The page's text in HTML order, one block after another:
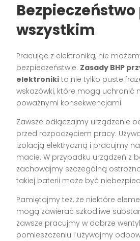
wszystkim
Pracując z elektroniką, nie
bezpieczeństwie. Zasady BHP
elektroniki to nie tylko puste
wskazówki, które mogą uchronić
poważnymi konsekwencjami.
Zawsze odłączajmy urządzenie
przed rozpoczęciem pracy.
izolacją elektryczną i pracujmy
macie. W przypadku urządzeń z
zachowajmy szczególną
takiej baterii może być
Pamiętajmy też, że niektóre
mogą zawierać szkodliwe
zawsze pracujmy w dobrze
pomieszczeniu i używajmy